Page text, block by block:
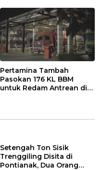
Pertamina Tambah
Pasokan 176 KL BBM
untuk Redam Antrean di
Setengah Ton Sisik
Trenggiling Disita di
Pontianak, Dua Orang